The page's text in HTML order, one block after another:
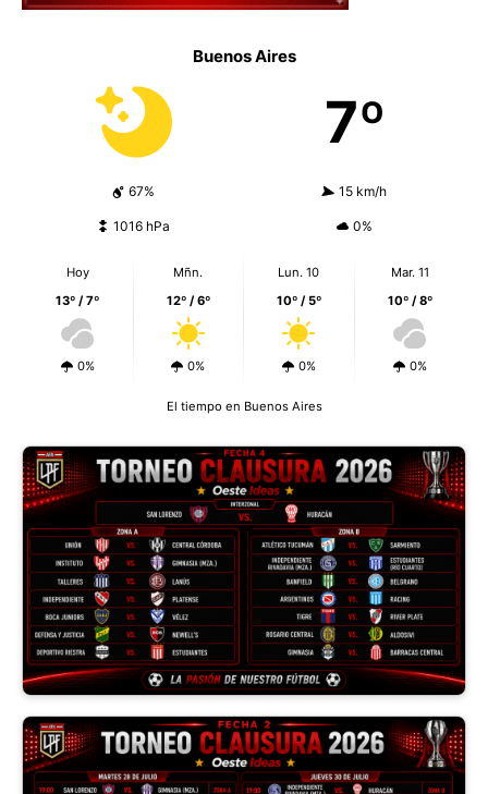
Buenos Aires
7º
67% 15 km/h
1016 hPa 0%
Hoy
13º / 7º
0%
Mñn.
12º / 6º
0%
Lun. 10
10º / 5º
0%
Mar. 11
10º / 8º
0%
El tiempo en Buenos Aires